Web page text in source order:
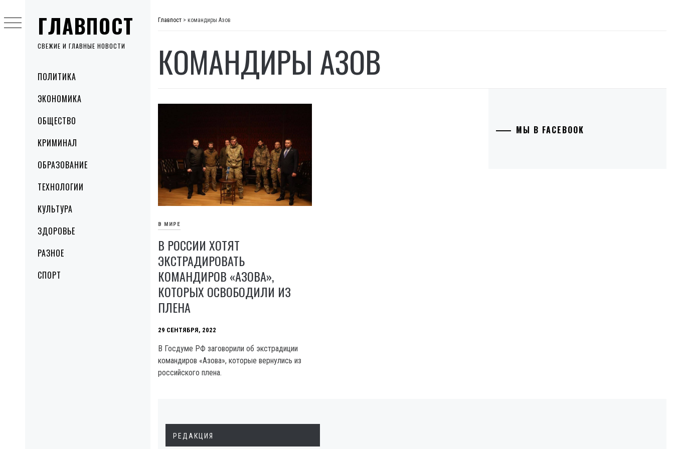
ГЛАВПОСТ
СВЕЖИЕ И ГЛАВНЫЕ НОВОСТИ
MenuПОЛИТИКА
ЭКОНОМИКА
ОБЩЕСТВО
КРИМИНАЛ
ОБРАЗОВАНИЕ
ТЕХНОЛОГИИ
КУЛЬТУРА
ЗДОРОВЬЕ
РАЗНОЕ
СПОРТ
to
content
Главпост > командиры Азов
КОМАНДИРЫ АЗОВ
В МИРЕ
В РОССИИ ХОТЯТ
ЭКСТРАДИРОВАТЬ
КОМАНДИРОВ «АЗОВА»,
КОТОРЫХ ОСВОБОДИЛИ ИЗ
ПЛЕНА
29 СЕНТЯБРЯ, 2022
В Госдуме РФ заговорили об экстрадиции
командиров «Азова», которые вернулись из
российского плена.
МЫ В FACEBOOK
РЕДАКЦИЯ